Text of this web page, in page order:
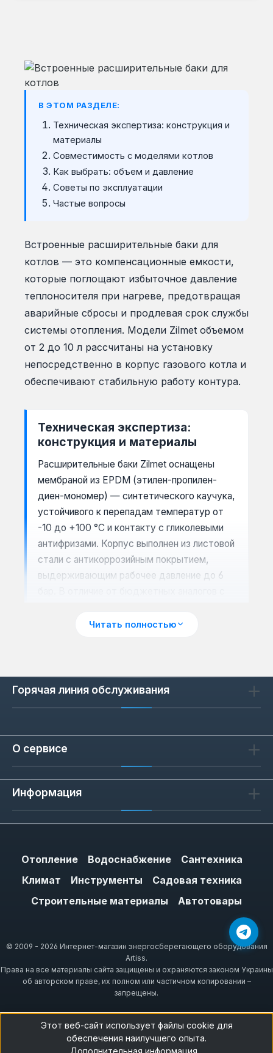
В ЭТОМ РАЗДЕЛЕ:
Техническая экспертиза: конструкция и
материалы
Совместимость с моделями котлов
Как выбрать: объем и давление
Советы по эксплуатации
Частые вопросы
Встроенные расширительные баки для
котлов — это компенсационные емкости,
которые поглощают избыточное давление
теплоносителя при нагреве, предотвращая
аварийные сбросы и продлевая срок службы
системы отопления. Модели Zilmet объемом
от 2 до 10 л рассчитаны на установку
непосредственно в корпус газового котла и
обеспечивают стабильную работу контура.
Техническая экспертиза:
конструкция и материалы
Расширительные баки Zilmet оснащены
мембраной из EPDM (этилен-пропилен-
диен-мономер) — синтетического каучука,
устойчивого к перепадам температур от
-10 до +100 °C и контакту с гликолевыми
антифризами. Корпус выполнен из листовой
стали с антикоррозийным покрытием,
выдерживающим рабочее давление до 6
эластичность на протяжении всего срока
Совместимость с моделями
Баки Zilmet подходят для котлов Ariston,
подтверждено заводскими
спецификациями и геометрией посадочного
места. Для котлов Ariston (серии Clas, Egis)
и Ferroli (серии Domina, Divatop)
дюйма; для Beretta (Ciao, Exclusive) —
проверьте объем старого бака: если он 8 л,
новый должен быть не менее 8 л, иначе
Как выбрать: объем и давление
Объем бака подбирается под мощность
котла: для моделей до 24 кВт достаточно
6-8 л, для 28-32 кВт — 10 л. Давление в
воздушной камере должно быть на 0,2-0,3
Читать полностью
Горячая линия обслуживания
О сервисе
Информация
Отопление Водоснабжение
Сантехника
Климат
Инструменты
Садовая техника
Строительные материалы
Автотовары
© 2009 - 2026 Интернет-магазин энергосберегающего оборудования
Artiss.
Права на все материалы сайта защищены и охраняются законом Украины
об авторском праве, их полном или частичном копировании –
запрещены.
Этот веб-сайт использует файлы cookie для
обеспечения наилучшего опыта.